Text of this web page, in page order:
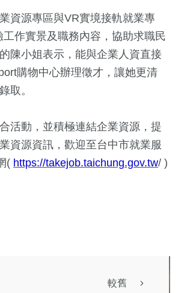
資源專區與VR實境接軌就業專
作實景及職務內容，協助求職民
陳小姐表示，能與企業人資直接
購物中心辦理徵才，讓她更清
取。
活動，並積極連結企業資源，提
資源資訊，歡迎至台中市就業服
( https://takejob.taichung.gov.tw/ )
較舊